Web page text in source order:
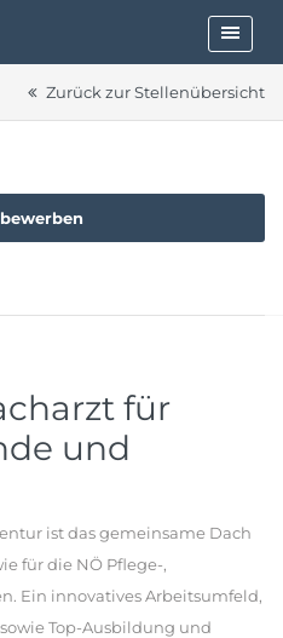
Zurück zur Stellenübersicht
für
und
ist das gemeinsame Dach
für die NÖ Pflege-,
Ein innovatives Arbeitsumfeld,
Top-Ausbildung und